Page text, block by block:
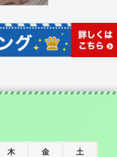
木 金
土